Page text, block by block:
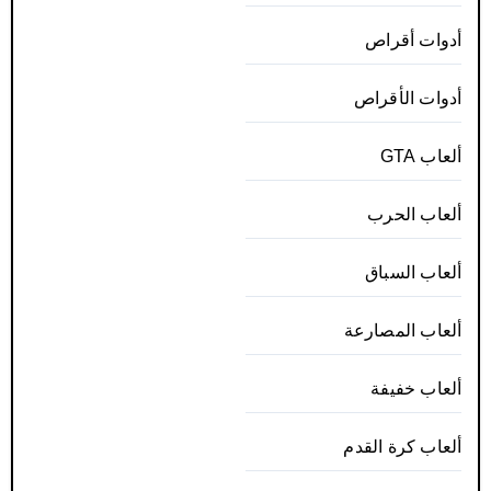
أدوات أقراص
أدوات الأقراص
ألعاب GTA
ألعاب الحرب
ألعاب السباق
ألعاب المصارعة
ألعاب خفيفة
ألعاب كرة القدم